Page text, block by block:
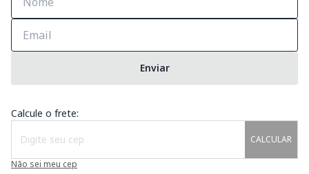
Enviar
Calcule o frete:
CALCULAR
Não sei meu cep